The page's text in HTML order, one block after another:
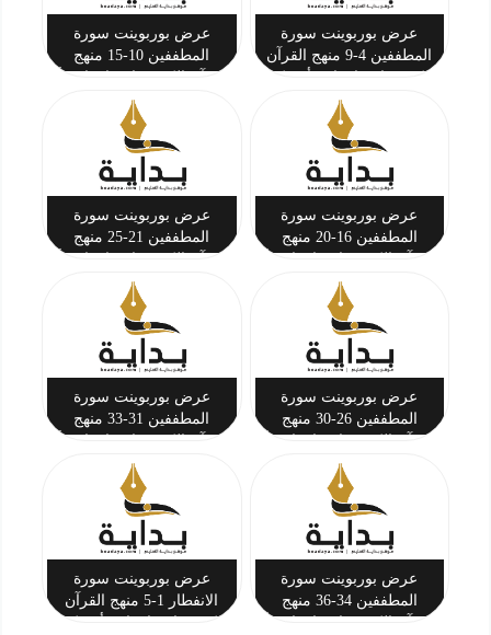
عرض بوربوينت سورة
المطففين 4-9 منهج القرآن
بن أحمد المحيسن
عرض بوربوينت سورة
المطففين 10-15 منهج
تركي بن أحمد المحيسن
عرض بوربوينت سورة
المطففين 16-20 منهج
تركي بن أحمد المحيسن
عرض بوربوينت سورة
المطففين 21-25 منهج
تركي بن أحمد المحيسن
عرض بوربوينت سورة
المطففين 26-30 منهج
تركي بن أحمد المحيسن
عرض بوربوينت سورة
المطففين 31-33 منهج
تركي بن أحمد المحيسن
عرض بوربوينت سورة
المطففين 34-36 منهج
عرض بوربوينت سورة
الانفطار 1-5 منهج القرآن